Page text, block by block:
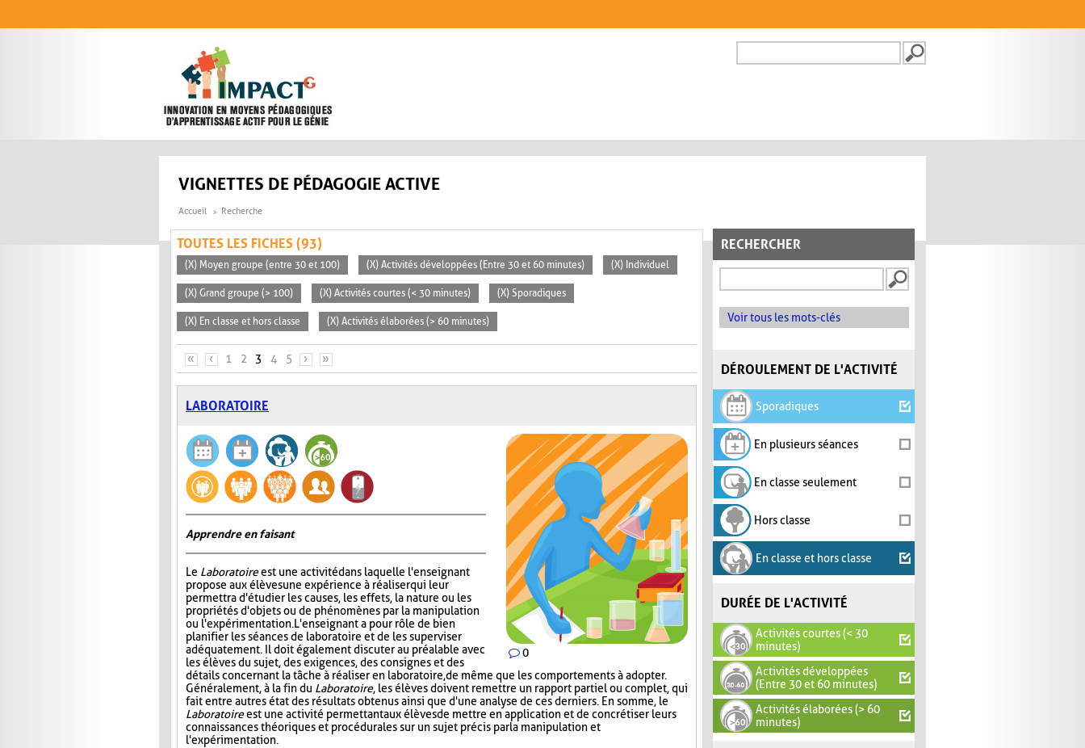
FORMULAIRE DE
VIGNETTES DE PÉDAGOGIE ACTIVE
Accueil Recherche
RECHERCHER
Voir tous les mots-clés
DÉROULEMENT DE L'ACTIVITÉ
Sporadiques
En plusieurs séances
En classe seulement
Hors classe
En classe et hors classe
DURÉE DE L'ACTIVITÉ
Activités courtes (< 30
minutes)
Activités développées
(Entre 30 et 60 minutes)
Activités élaborées (> 60
minutes)
TOUTES LES FICHES (93)
(X) Moyen groupe (entre 30 et 100) (X) Activités développées (Entre 30 et 60 minutes) (X) Individuel
(X) Grand groupe (> 100) (X) Activités courtes (< 30 minutes) (X) Sporadiques
(X) En classe et hors classe (X) Activités élaborées (> 60 minutes)
PAGES
« ‹ 1 2 3 4 5 › »
LABORATOIRE
0
Apprendre en faisant
Le Laboratoireest une activité dans laquelle l'enseignant
propose aux élèves une expérience à réaliser qui leur
permettra d'étudier les causes, les effets, la nature ou les
propriétés d'objets ou de phénomènes par la manipulation
ou l'expérimentation. L'enseignant a pour rôle de bien
planifier les séances de laboratoire et de les superviser
adéquatement. Il doit également discuter au préalable avec
les élèves du sujet, des exigences, des consignes et des
détails concernant la tâche à réaliser en laboratoire, de même que les comportements à adopter.
Généralement, à la fin du Laboratoire, les élèves doivent remettre un rapport partiel ou complet, qui
fait entre autres état des résultats obtenus ainsi que d'une analyse de ces derniers. En somme, le
Laboratoireest une activité permettant aux élèves de mettre en application et de concrétiser leurs
connaissances théoriques et procédurales sur un sujet précis par la manipulation et
l'expérimentation.